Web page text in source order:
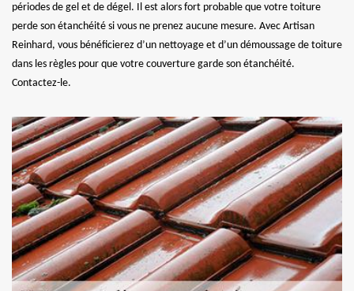
périodes de gel et de dégel. Il est alors fort probable que votre toiture
perde son étanchéité si vous ne prenez aucune mesure. Avec Artisan
Reinhard, vous bénéficierez d’un nettoyage et d’un démoussage de toiture
dans les règles pour que votre couverture garde son étanchéité.
Contactez-le.